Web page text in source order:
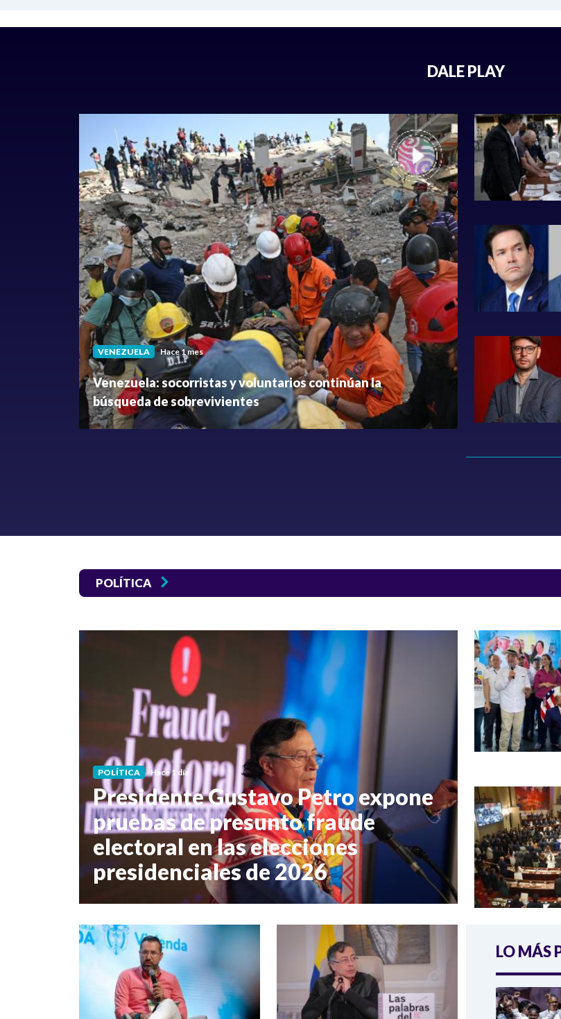
DALE PLAY
VENEZUELA Hace 1 mes
Venezuela: socorristas y voluntarios continúan la
búsqueda de sobrevivientes
POLÍTICA
POLÍTICA Hace 1 día
Presidente Gustavo Petro expone
pruebas de presunto fraude
electoral en las elecciones
presidenciales de 2026
LO MÁS